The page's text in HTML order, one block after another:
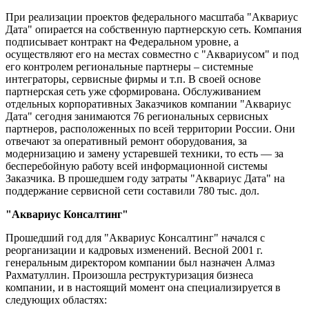
При реализации проектов федерального масштаба "Аквариус
Дата" опирается на собственную партнерскую сеть. Компания
подписывает контракт на Федеральном уровне, а
осуществляют его на местах совместно с "Аквариусом" и под
его контролем региональные партнеры – системные
интеграторы, сервисные фирмы и т.п. В своей основе
партнерская сеть уже сформирована. Обслуживанием
отдельных корпоративных Заказчиков компании "Аквариус
Дата" сегодня занимаются 76 региональных сервисных
партнеров, расположенных по всей территории России. Они
отвечают за оперативный ремонт оборудования, за
модернизацию и замену устаревшей техники, то есть — за
бесперебойную работу всей информационной системы
Заказчика. В прошедшем году затраты "Аквариус Дата" на
поддержание сервисной сети составили 780 тыс. дол.
"Аквариус Консалтинг"
Прошедший год для "Аквариус Консалтинг" начался с
реорганизации и кадровых изменений. Весной 2001 г.
генеральным директором компании был назначен Алмаз
Рахматуллин. Произошла реструктуризация бизнеса
компании, и в настоящий момент она специализируется в
следующих областях: